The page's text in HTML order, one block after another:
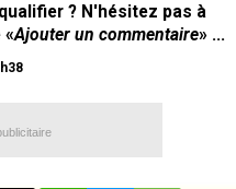
? N'hésitez pas à
«Ajouter un commentaire» ...